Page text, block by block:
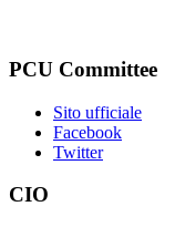
PCU Committee
Sito ufficiale
Facebook
Twitter
CIO